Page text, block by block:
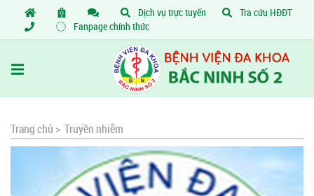
Dịch vụ trực tuyến
Tra cứu HĐĐT
Fanpage chính thức
Trang chủ > Truyền nhiễm